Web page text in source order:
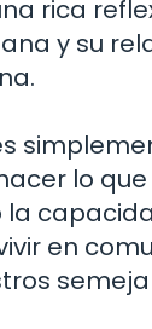
rica
y su
lo que
la
en